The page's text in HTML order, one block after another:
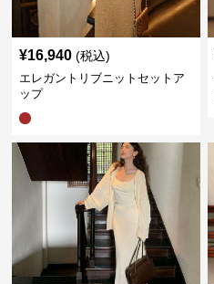
¥16,940 (税込)
エレガントリブニットセットア
ップ